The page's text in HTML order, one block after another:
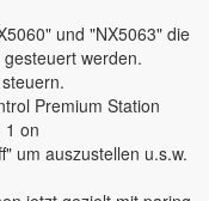
und "NX5063" die
werden.
Premium Station
1 on
um auszustellen u.s.w.